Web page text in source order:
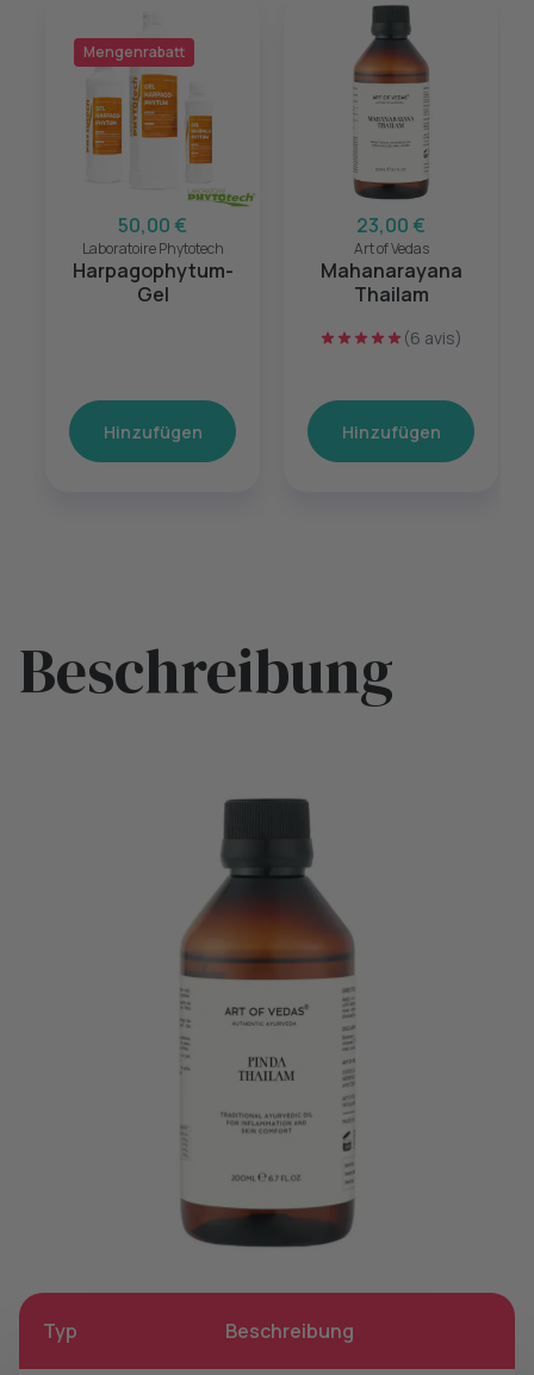
Mengenrabatt
50,00 €
Laboratoire Phytotech
Harpagophytum-
Gel
Hinzufügen
23,00 €
Art of Vedas
Mahanarayana
Thailam
(6 avis)
Hinzufügen
Beschreibung
Typ Beschreibung